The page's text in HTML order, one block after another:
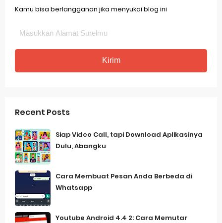
Kamu bisa berlangganan jika menyukai blog ini
Recent Posts
Siap Video Call, tapi Download Aplikasinya
Dulu, Abangku
Cara Membuat Pesan Anda Berbeda di
Whatsapp
Youtube Android 4.4 2: Cara Memutar